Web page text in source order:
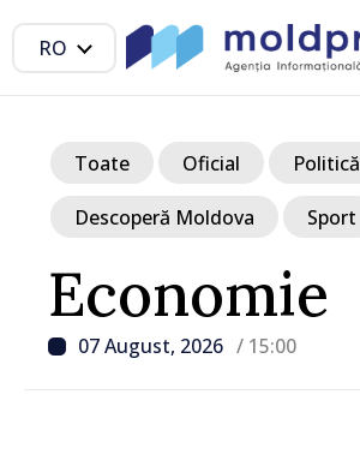
RO
Economie
07 August, 2026 / 15:00
Toate Oficial Politică
Descoperă Moldova Sport